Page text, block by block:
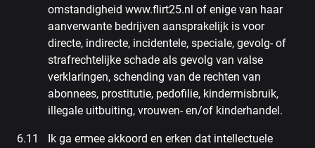
omstandigheid www.flirt25.nl of enige van haar
aanverwante bedrijven aansprakelijk is voor
directe, indirecte, incidentele, speciale, gevolg- of
strafrechtelijke schade als gevolg van valse
verklaringen, schending van de rechten van
abonnees, prostitutie, pedofilie, kindermisbruik,
illegale uitbuiting, vrouwen- en/of kinderhandel.
Ik ga ermee akkoord en erken dat intellectuele